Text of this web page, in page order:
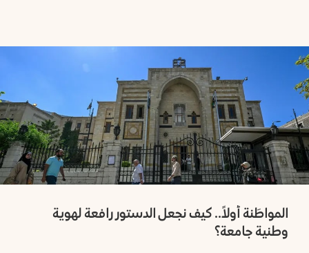
المواطَنة أولاً.. كيف نجعل الدستور رافعة لهوية
وطنية جامعة؟